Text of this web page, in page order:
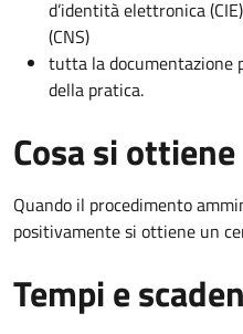
d’identità elettronica
(CNS)
tutta la documentazione
della pratica.
Cosa si ottiene
Quando il procedimento
positivamente si ottiene un
Tempi e